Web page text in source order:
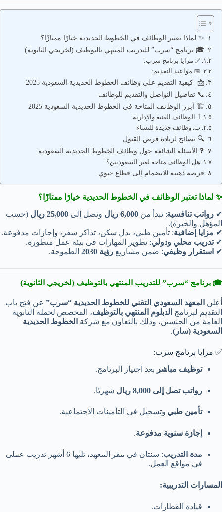
✨ لماذا تعتبر الوظائف في الخطوط الحديدية خيارًا ممتازًا؟
🎓 برنامج “سرب” للتدريب المنتهي بالتوظيف (لخريجي الثانوية)
✅ مزايا برنامج سرب:
📅 مواعيد التقديم:
📩 كيفية التقديم على وظائف الخطوط الحديدية السعودية 2025
📞 تفاصيل التواصل والتقديم للوظائف
🏗️ أبرز الوظائف المتاحة في الخطوط الحديدية السعودية 2025
أ. الوظائف الفنية والإدارية
ب. وظائف جديدة للنساء
🔍 نصائح لزيادة فرص القبول
❓ الأسئلة الشائعة حول وظائف الخطوط الحديدية السعودية
هل الوظائف متاحة لغير السعوديين؟
فرصة ذهبية للانضمام إلى قطاع حيوي
✨ لماذا تعتبر الوظائف في الخطوط الحديدية خيارًا ممتازًا؟
✔ رواتب تنافسية: تبدأ من 6,000 ريال وتصل إلى 25,000 ريال
(حسب
المؤهل والخبرة).
✔ مزايا إضافية: تأمين طبي، بدل سكن، تذاكر سفر، وإجازات مدفوعة.
✔تدريب محلي ودولي: تطوير المهارات في بيئة عمل متطورة.
✔ استقرار وظيفي: ضمن مشاريع رؤية 2030 الطموحة.
🎓 برنامج “سرب” للتدريب المنتهي بالتوظيف (لخريجي الثانوية)
أعلن المعهد السعودي التقني للخطوط الحديدية “سرب” عن فتح باب
التقديم لبرنامج الدبلوم المنتهي بالتوظيف، المخصص لحملة الثانوية
العامة من الجنسين، وذلك بالتعاون مع شركة الخطوط الحديدية
السعودية (سار).
✅ مزايا برنامج سرب:
توظيف مباشر بعد اجتياز البرنامج.
رواتب تصل إلى 8,000 ريال شهريًا.
تأمين طبي وتسجيل في التأمينات الاجتماعية.
إجازة سنوية مدفوعة.
مدة التدريب
: سنتان في مقر المعهد، تليها 6 أشهر تدريب عملي
في مواقع العمل.
المسارات التدريبية:
قيادة القطارات.